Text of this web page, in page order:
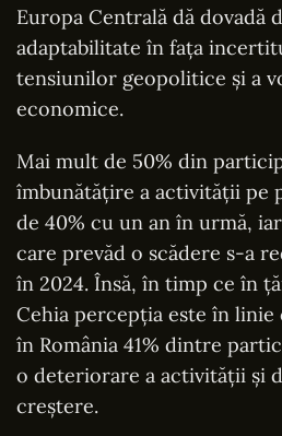
Europa Centrală dă dovadă
adaptabilitate în faţa
tensiunilor geopolitice şi a
economice.
Mai mult de 50% din
îmbunătăţire a activităţii pe
de 40% cu un an în urmă,
care prevăd o scădere s-a
în 2024. Însă, în timp ce în
Cehia percepţia este în linie
în România 41% dintre
o deteriorare a activităţii şi
creştere.